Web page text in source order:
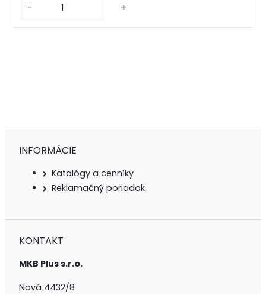
- +
INFORMÁCIE
Katalógy a cenníky
Reklamačný poriadok
KONTAKT
MKB Plus s.r.o.
Nová 4432/8